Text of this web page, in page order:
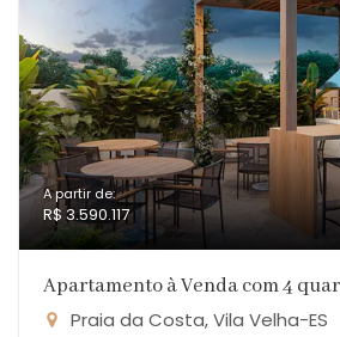
A partir de:
R$ 3.590.117
Apartamento à Venda com 4
Praia da Costa, Vila Velha-ES